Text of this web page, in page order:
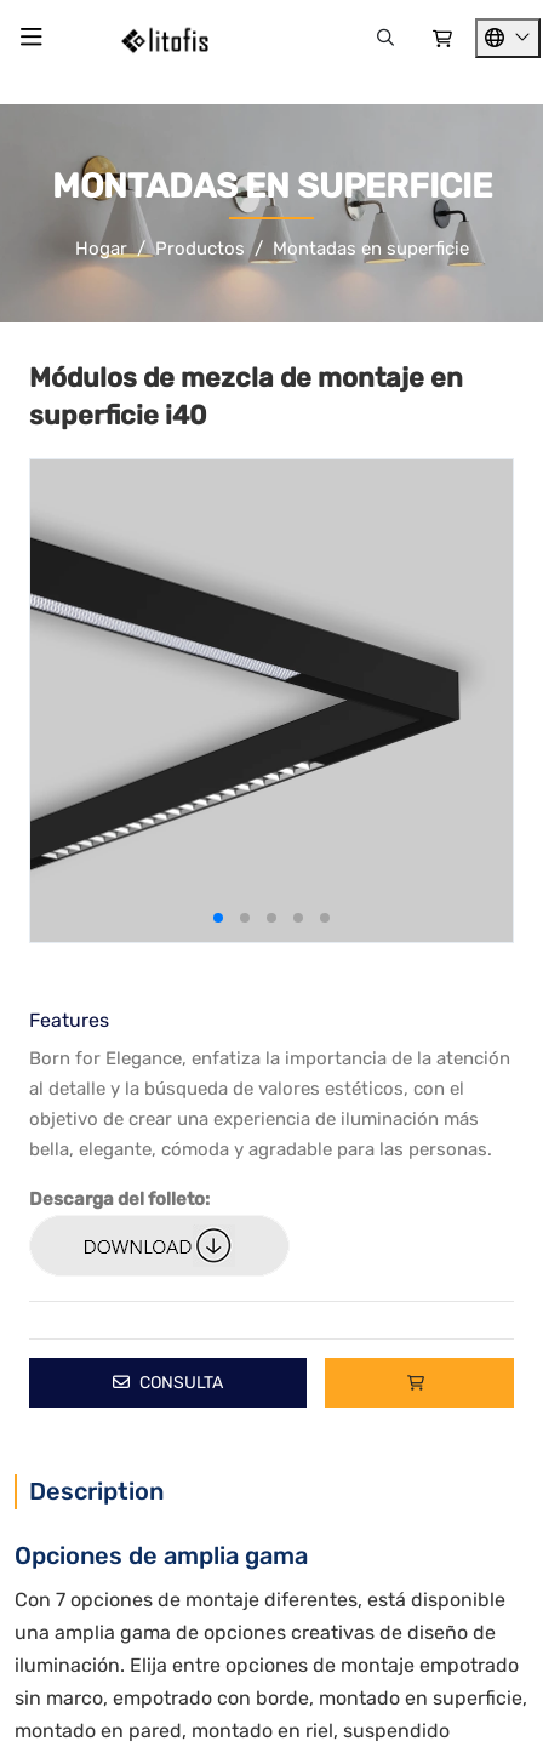
MONTADAS EN SUPERFICIE
Hogar Productos Montadas en superficie
Módulos de mezcla de montaje en
superficie i40
Features
Born for Elegance, enfatiza la importancia de la atención
al detalle y la búsqueda de valores estéticos, con el
objetivo de crear una experiencia de iluminación más
bella, elegante, cómoda y agradable para las personas.
Descarga del folleto:
CONSULTA
Description
Opciones de amplia gama
Con 7 opciones de montaje diferentes, está disponible
una amplia gama de opciones creativas de diseño de
iluminación. Elija entre opciones de montaje empotrado
sin marco, empotrado con borde, montado en superficie,
montado en pared, montado en riel, suspendido